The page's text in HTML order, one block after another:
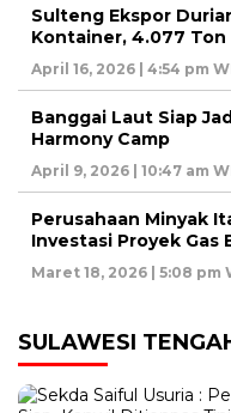
Sulteng Ekspor
Kontainer, 4.077 Ton
April 16, 2026 | 4:54 pm
Banggai Laut Siap
Harmony Camp
April 9, 2026 | 10:47 am
Perusahaan Minyak
Investasi Proyek Gas
Maret 18, 2026 | 5:08 pm
SULAWESI